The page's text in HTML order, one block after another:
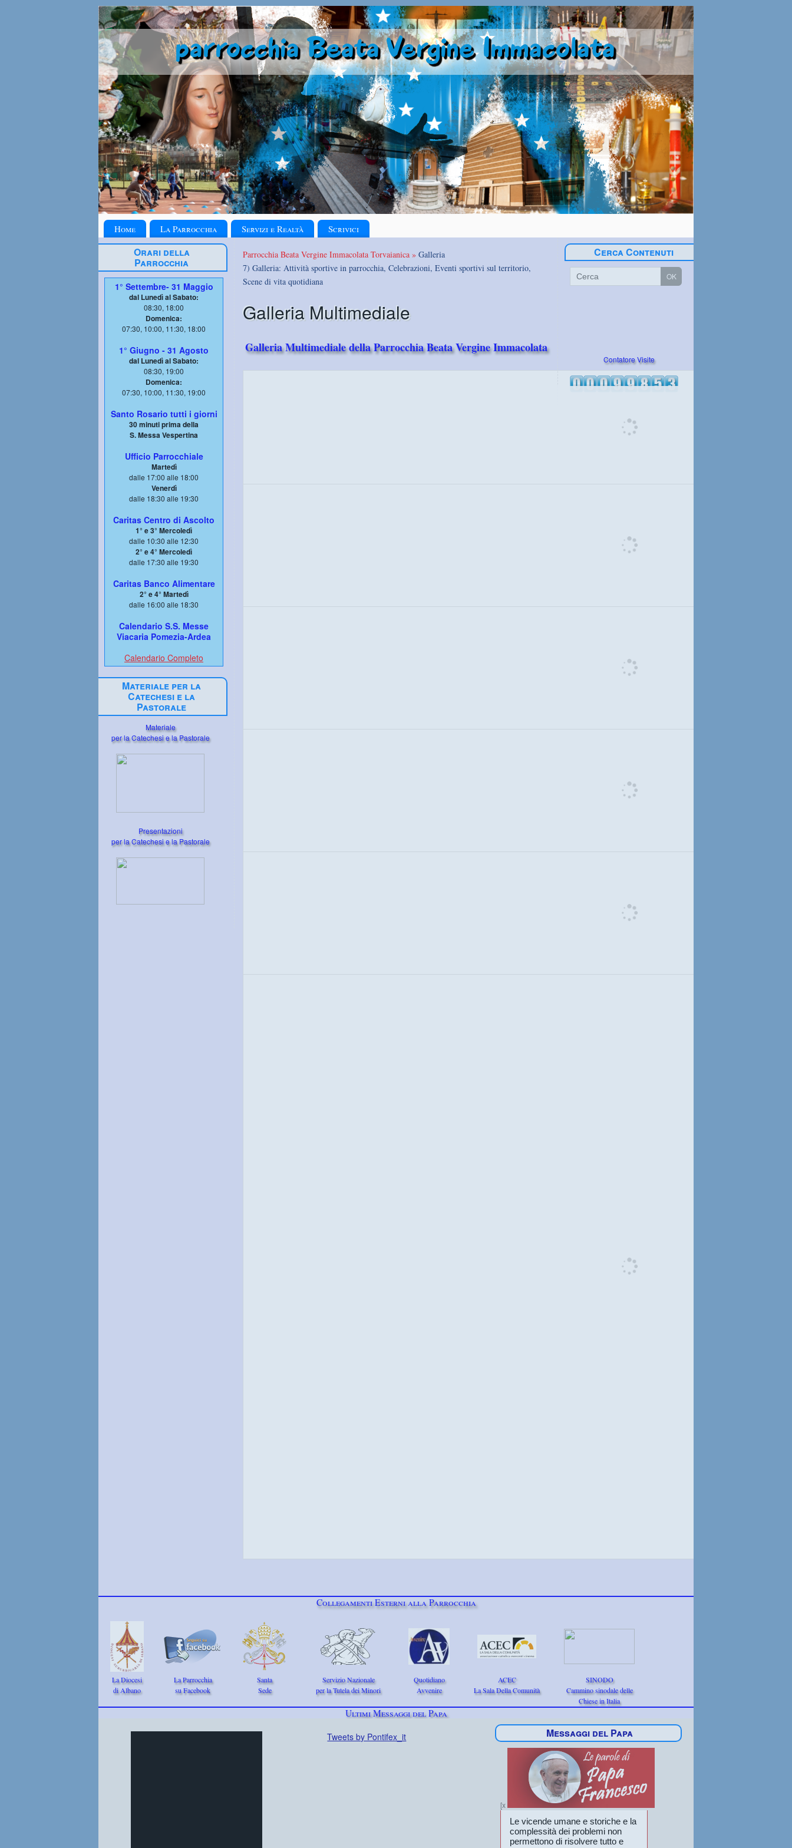
Home La Parrocchia Servizi e Realtà Scrivici
Parrocchia Beata Vergine Immacolata Torvaianica » Galleria
7) Galleria: Attività sportive in parrocchia, Celebrazioni, Eventi sportivi sul territorio,
Scene di vita quotidiana
Galleria Multimediale
Galleria Multimediale della Parrocchia Beata Vergine Immacolata
Orari della
Parrocchia
1° Settembre- 31 Maggio
dal Lunedì al Sabato:
08:30, 18:00
Domenica:
07:30, 10:00, 11:30, 18:00
1° Giugno - 31 Agosto
dal Lunedì al Sabato:
08:30, 19:00
Domenica:
07:30, 10:00, 11:30, 19:00
Santo Rosario tutti i giorni
30 minuti prima della
S. Messa Vespertina
Ufficio Parrocchiale
Martedì
dalle 17:00 alle 18:00
Venerdì
dalle 18:30 alle 19:30
Caritas Centro di Ascolto
1° e 3° Mercoledì
dalle 10:30 alle 12:30
2° e 4° Mercoledì
dalle 17:30 alle 19:30
Caritas Banco Alimentare
2° e 4° Martedì
dalle 16:00 alle 18:30
Calendario S.S. Messe
Viacaria Pomezia-Ardea
Calendario Completo
Materiale per la
Catechesi e la
Pastorale
Materiale
per la Catechesi e la Pastorale
Presentazioni
per la Catechesi e la Pastorale
Cerca Contenuti
Contatore Visite
Collegamenti Esterni alla Parrocchia
La Diocesi
di Albano
La Parrocchia
su Facebook
Santa
Sede
Servizio Nazionale
per la Tutela dei Minori
Quotidiano
Avvenire
ACEC
La Sala Della Comunità
SINODO
Cammino sinodale delle
Chiese in Italia
Ultimi Messaggi del Papa
Tweets by Pontifex_it
Messaggi del Papa
[x
Le vicende umane e storiche e la
complessità dei problemi non
permettono di risolvere tutto e